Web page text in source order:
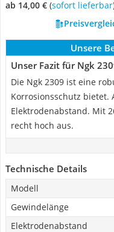
ab 14,00 € ( Sofort lieferbar
Unsere
Unser Fazit für Ngk
Die Ngk 2309 ist eine
Korrosionsschutz
Elektrodenabstand. Mit
recht hoch aus.
Technische Details
Modell
Gewindelänge
Elektrodenabstand